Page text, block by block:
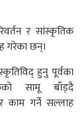
र सांस्कृतिक
गरेका छन्।
हुनु पूर्वका
सामू बाँड्दै
काम गर्ने सल्लाह